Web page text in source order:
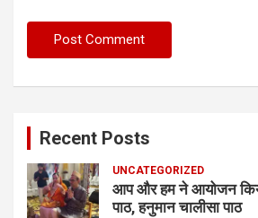
Recent Posts
UNCATEGORIZED
आप और हम ने आयोजन
पाठ, हनुमान चालीसा पाठ